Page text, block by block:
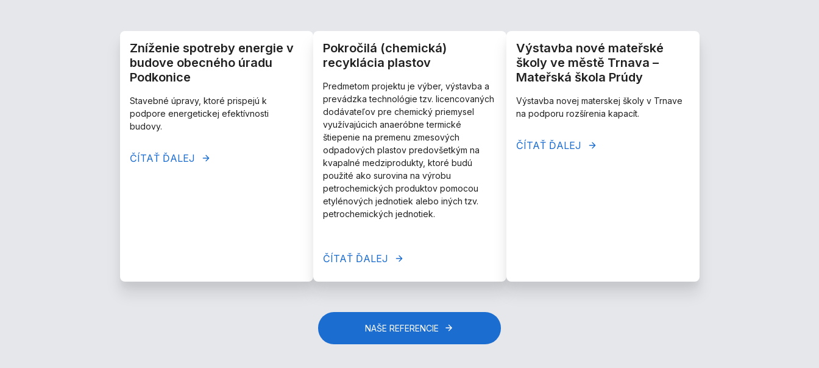
Zníženie spotreby energie v
budove obecného úradu
Podkonice
Stavebné úpravy, ktoré prispejú k
podpore energetickej efektívnosti
budovy.
ČÍTAŤ ĎALEJ
Pokročilá (chemická)
recyklácia plastov
Predmetom projektu je výber, výstavba a
prevádzka technológie tzv. licencovaných
dodávateľov pre chemický priemysel
využívajúcich anaeróbne termické
štiepenie na premenu zmesových
odpadových plastov predovšetkým na
kvapalné medziprodukty, ktoré budú
použité ako surovina na výrobu
petrochemických produktov pomocou
etylénových jednotiek alebo iných tzv.
petrochemických jednotiek.
ČÍTAŤ ĎALEJ
Výstavba nové mateřské
školy ve městě Trnava –
Mateřská škola Prúdy
Výstavba novej materskej školy v Trnave
na podporu rozšírenia kapacít.
ČÍTAŤ ĎALEJ
NAŠE REFERENCIE